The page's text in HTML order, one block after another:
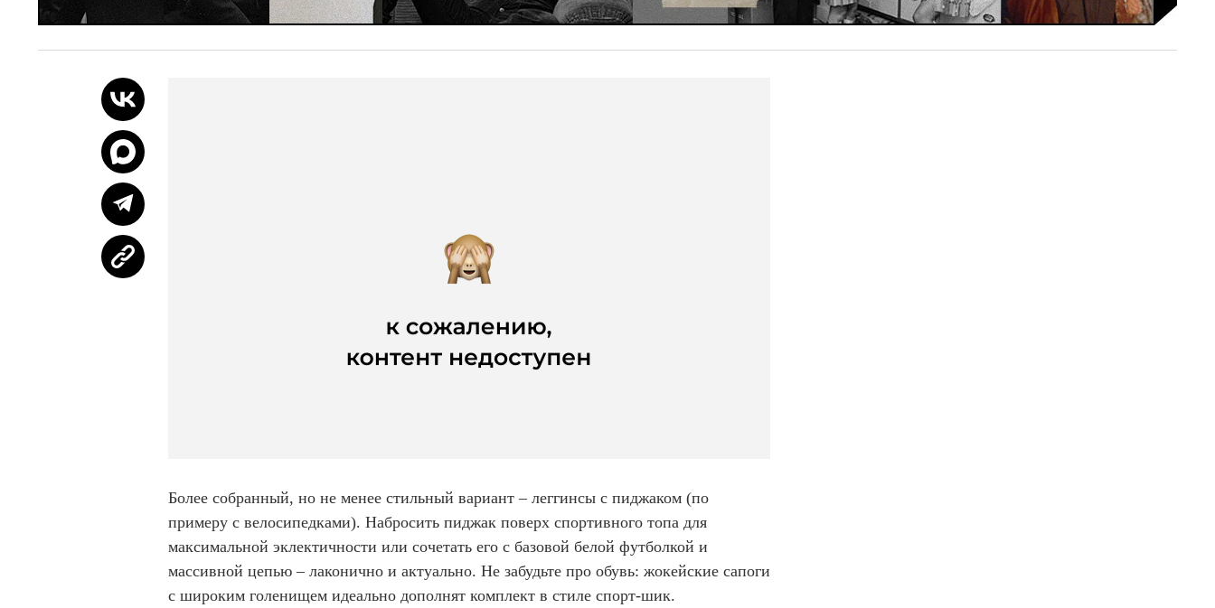
Более собранный, но не менее стильный вариант – леггинсы с пиджаком (по
примеру с велосипедками). Набросить пиджак поверх спортивного топа для
максимальной эклектичности или сочетать его с базовой белой футболкой и
массивной цепью – лаконично и актуально. Не забудьте про обувь: жокейские сапоги
с широким голенищем идеально дополнят комплект в стиле спорт-шик.